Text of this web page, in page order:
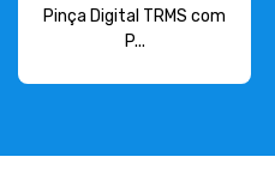
Pinça Digital TRMS com
P...